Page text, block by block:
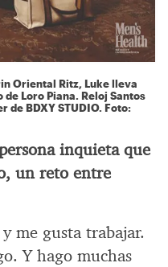
Oriental Ritz, Luke lleva
Loro Piana. Reloj Santos
de BDXY STUDIO. Foto:
inquieta que
un reto entre
me gusta trabajar.
Y hago muchas